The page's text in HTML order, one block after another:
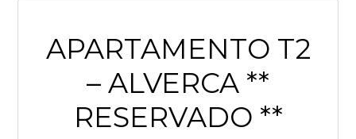
APARTAMENTO T2
– ALVERCA **
RESERVADO **